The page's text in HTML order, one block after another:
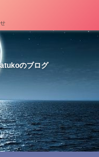
のブログ